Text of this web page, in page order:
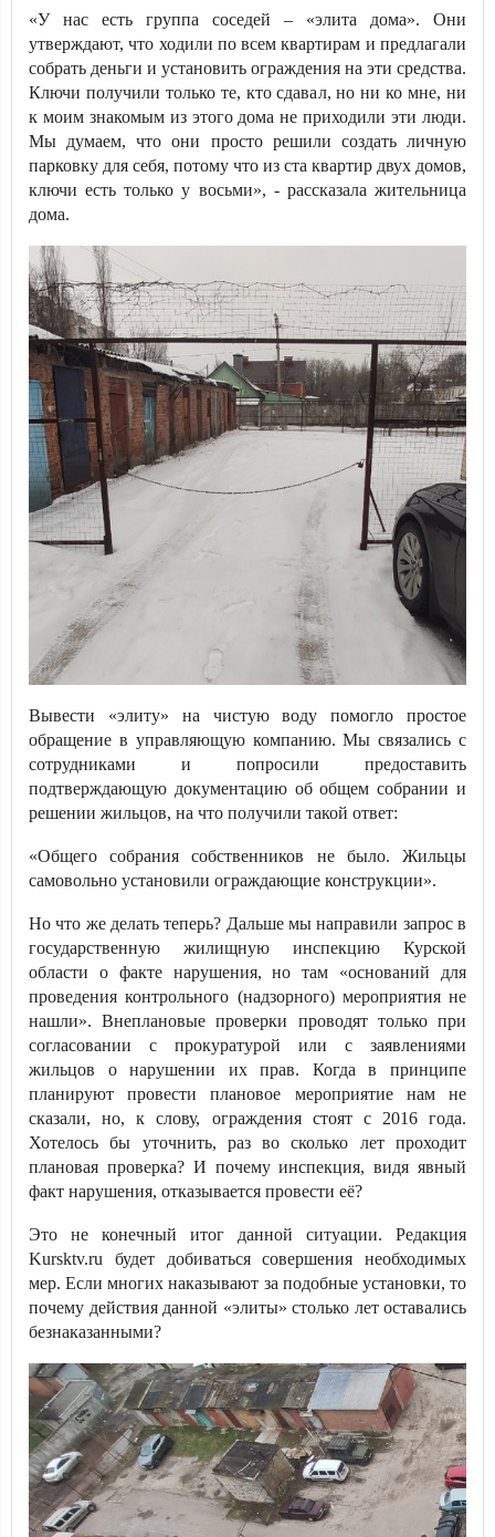
«У нас есть группа соседей – «элита дома». Они
утверждают, что ходили по всем квартирам и предлагали
собрать деньги и установить ограждения на эти средства.
Ключи получили только те, кто сдавал, но ни ко мне, ни
к моим знакомым из этого дома не приходили эти люди.
Мы думаем, что они просто решили создать личную
парковку для себя, потому что из ста квартир двух домов,
ключи есть только у восьми», - рассказала жительница
дома.
Вывести «элиту» на чистую воду помогло простое
обращение в управляющую компанию. Мы связались с
сотрудниками и попросили предоставить
подтверждающую документацию об общем собрании и
решении жильцов, на что получили такой ответ:
«Общего собрания собственников не было. Жильцы
самовольно установили ограждающие конструкции».
Но что же делать теперь? Дальше мы направили запрос в
государственную жилищную инспекцию Курской
области о факте нарушения, но там «оснований для
проведения контрольного (надзорного) мероприятия не
нашли». Внеплановые проверки проводят только при
согласовании с прокуратурой или с заявлениями
жильцов о нарушении их прав. Когда в принципе
планируют провести плановое мероприятие нам не
сказали, но, к слову, ограждения стоят с 2016 года.
Хотелось бы уточнить, раз во сколько лет проходит
плановая проверка? И почему инспекция, видя явный
факт нарушения, отказывается провести её?
Это не конечный итог данной ситуации. Редакция
Kursktv.ru будет добиваться совершения необходимых
мер. Если многих наказывают за подобные установки, то
почему действия данной «элиты» столько лет оставались
безнаказанными?